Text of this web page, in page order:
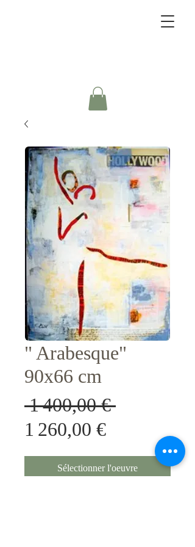
" Arabesque"
90x66 cm
1 400,00 € Prix
1 260,00 €Prix
Sélectionner l'oeuvre